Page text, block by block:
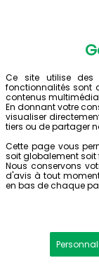
Ce site utilise des
fonctionnalités sont
contenus
En donnant votre
visualiser
tiers ou de partager
Cette page vous
soit globalement soit
Nous conservons
d'avis à tout
en bas de chaque